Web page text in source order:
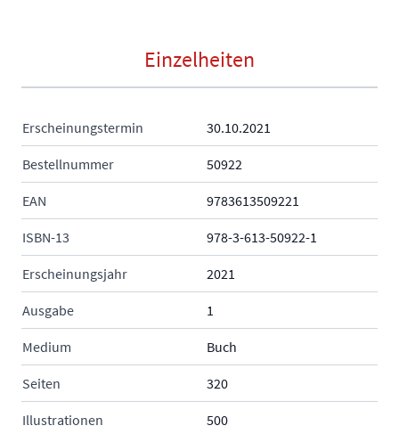
Einzelheiten
Erscheinungstermin 30.10.2021
Bestellnummer 50922
EAN 9783613509221
ISBN-13 978-3-613-50922-1
Erscheinungsjahr 2021
Ausgabe 1
Medium Buch
Seiten 320
Illustrationen 500